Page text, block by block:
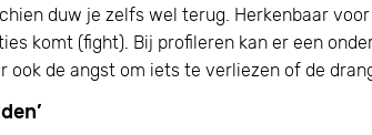
duw je zelfs wel terug. Herkenbaar
komt (fight). Bij profileren kan er een
ook de angst om iets te verliezen of de